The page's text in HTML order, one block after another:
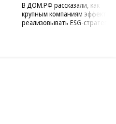
В ДОМ.РФ рассказали, как
крупным компаниям
реализовывать ESG-стратегию